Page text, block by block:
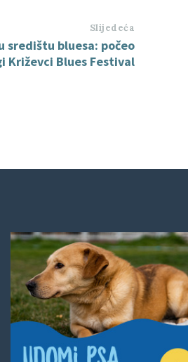
Slijedeća
središtu bluesa: počeo
Križevci Blues Festival